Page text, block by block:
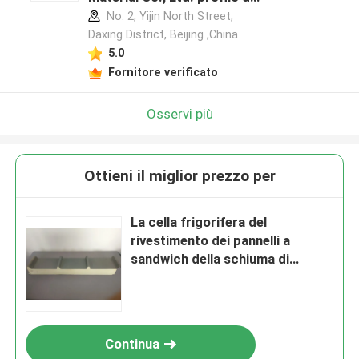
produttore
No. 2, Yijin North Street,
Daxing District, Beijing ,China
5.0
Fornitore verificato
Osservi più
Ottieni il miglior prezzo per
La cella frigorifera del
rivestimento dei pannelli a
sandwich della schiuma di
Continua